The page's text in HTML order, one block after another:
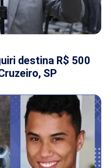
destina R$ 500
SP